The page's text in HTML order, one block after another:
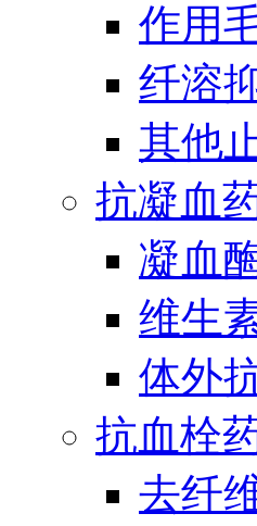
作用
纤溶
其他
抗凝血
凝血
维生
体外
抗血栓
去纤